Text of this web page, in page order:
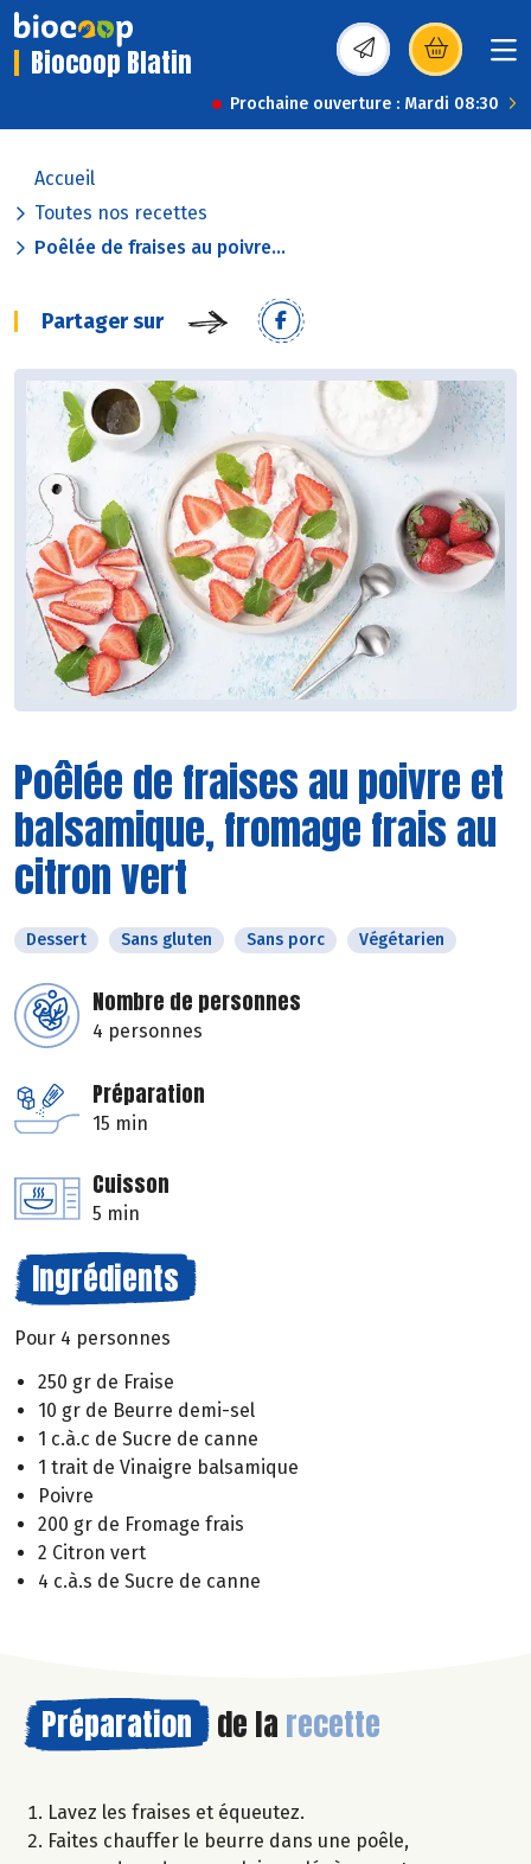
Biocoop Blatin (s’ouvre dans une
Prochaine ouverture : Mardi 08:30
Accueil
Toutes nos recettes
Poêlée de fraises au poivre...
Partager sur
Poêlée de fraises au poivre et
balsamique, fromage frais au
citron vert
Dessert Sans gluten Sans porc Végétarien
Nombre de personnes
4 personnes
Préparation
15 min
Cuisson
5 min
Ingrédients
Pour 4 personnes
250 gr de Fraise
10 gr de Beurre demi-sel
1 c.à.c de Sucre de canne
1 trait de Vinaigre balsamique
Poivre
200 gr de Fromage frais
2 Citron vert
4 c.à.s de Sucre de canne
Préparation de la recette
Lavez les fraises et équeutez.
Faites chauffer le beurre dans une poêle,